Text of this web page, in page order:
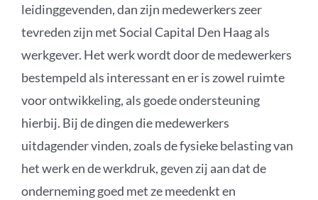
leidinggevenden, dan zijn medewerkers zeer
tevreden zijn met Social Capital Den Haag als
werkgever. Het werk wordt door de medewerkers
bestempeld als interessant en er is zowel ruimte
voor ontwikkeling, als goede ondersteuning
hierbij. Bij de dingen die medewerkers
uitdagender vinden, zoals de fysieke belasting van
het werk en de werkdruk, geven zij aan dat de
onderneming goed met ze meedenkt en